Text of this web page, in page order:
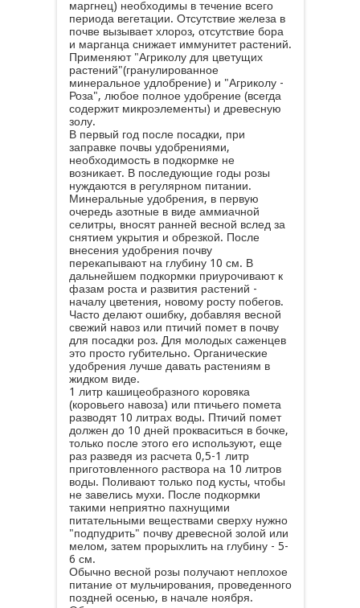
маргнец) необходимы в течение всего
периода вегетации. Отсутствие железа в
почве вызывает хлороз, отсутствие бора
и марганца снижает иммунитет растений.
Применяют "Агриколу для цветущих
растений"(гранулированное
минеральное удлобрение) и "Агриколу -
Роза", любое полное удобрение (всегда
содержит микроэлементы) и древесную
золу.
В первый год после посадки, при
заправке почвы удобрениями,
необходимость в подкормке не
возникает. В последующие годы розы
нуждаются в регулярном питании.
Минеральные удобрения, в первую
очередь азотные в виде аммиачной
селитры, вносят ранней весной вслед за
снятием укрытия и обрезкой. После
внесения удобрения почву
перекапывают на глубину 10 см. В
дальнейшем подкормки приурочивают к
фазам роста и развития растений -
началу цветения, новому росту побегов.
Часто делают ошибку, добавляя весной
свежий навоз или птичий помет в почву
для посадки роз. Для молодых саженцев
это просто губительно. Органические
удобрения лучше давать растениям в
жидком виде.
1 литр кашицеобразного коровяка
(коровьего навоза) или птичьего помета
разводят 10 литрах воды. Птичий помет
должен до 10 дней прокваситься в бочке,
только после этого его используют, еще
раз разведя из расчета 0,5-1 литр
приготовленного раствора на 10 литров
воды. Поливают только под кусты, чтобы
не завелись мухи. После подкормки
такими неприятно пахнущими
питательными веществами сверху нужно
"подпудрить" почву древесной золой или
мелом, затем прорыхлить на глубину - 5-
6 см.
Обычно весной розы получают неплохое
питание от мульчирования, проведенного
поздней осенью, в начале ноября.